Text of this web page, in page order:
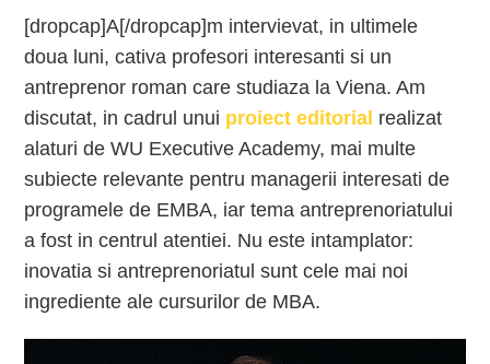
[dropcap]A[/dropcap]m intervievat, in ultimele
doua luni, cativa profesori interesanti si un
antreprenor roman care studiaza la Viena. Am
discutat, in cadrul unui proiect editorial realizat
alaturi de WU Executive Academy, mai multe
subiecte relevante pentru managerii interesati de
programele de EMBA, iar tema antreprenoriatului
a fost in centrul atentiei. Nu este intamplator:
inovatia si antreprenoriatul sunt cele mai noi
ingrediente ale cursurilor de MBA.